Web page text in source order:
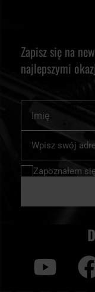
Zapisz się na
najlepszymi
nasz
newsletter:
Zapoznałem